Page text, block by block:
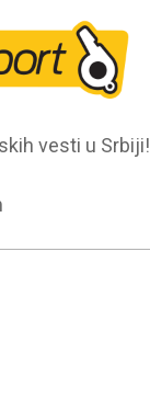
vesti u Srbiji!